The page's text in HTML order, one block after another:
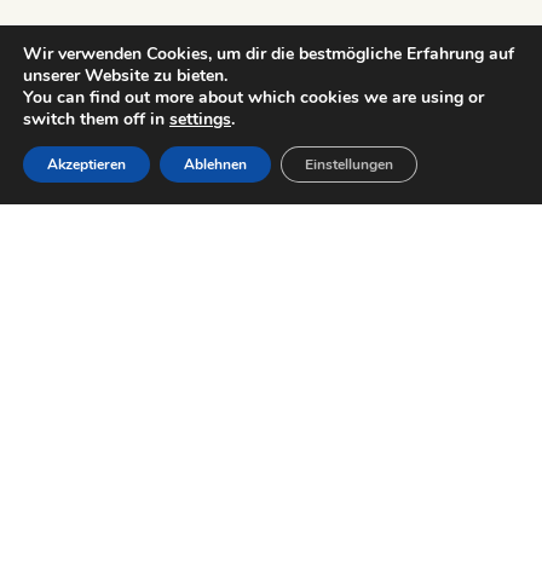
Wir verwenden Cookies, um dir die bestmögliche Erfahrung auf
unserer Website zu bieten.
You can find out more about which cookies we are using or
switch them off in settings.
Akzeptieren Ablehnen Einstellungen